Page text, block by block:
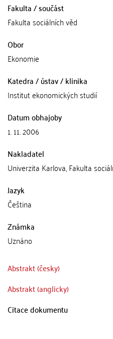
Fakulta / součást
Fakulta sociálních věd
Obor
Ekonomie
Katedra / ústav / klinika
Institut ekonomických studií
Datum obhajoby
1. 11. 2006
Nakladatel
Univerzita Karlova, Fakulta
Jazyk
Čeština
Známka
Uznáno
Abstrakt (česky)
Abstrakt (anglicky)
Citace dokumentu